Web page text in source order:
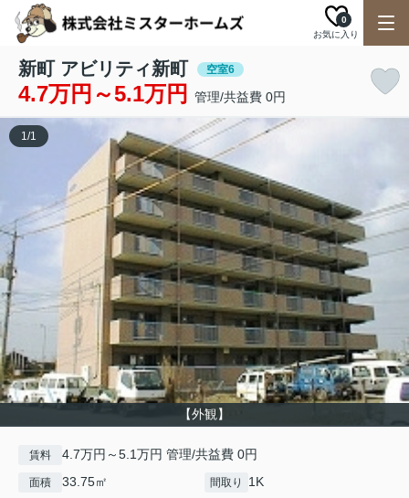
お気に入り
0
新町 アビリティ新町 空室6
4.7万円～5.1万円 管理/共益費 0円
【外観】
1/1
賃料 4.7万円～5.1万円 管理/共益費 0円
面積 33.75㎡ 間取り 1K